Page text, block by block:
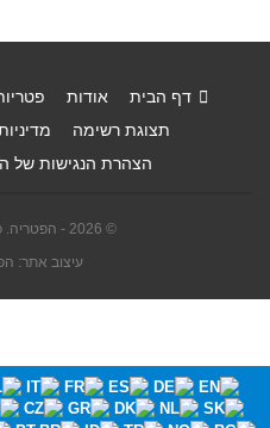
דף הבית אודות
תצוגת רשימה
הצהרת הנגישות של
© 2026 - הפטריה. כל הזכויות שמורות.
עיצוב אתר: